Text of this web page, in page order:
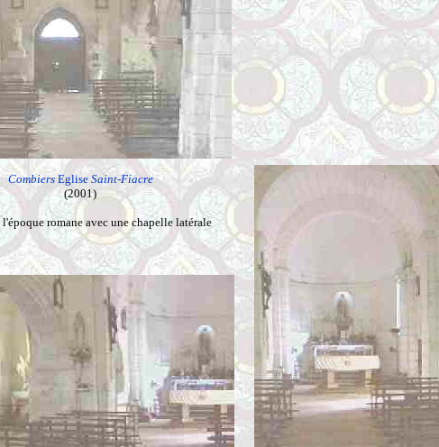
Combiers Eglise Saint-Fiacre
(2001)
romane avec une chapelle latérale